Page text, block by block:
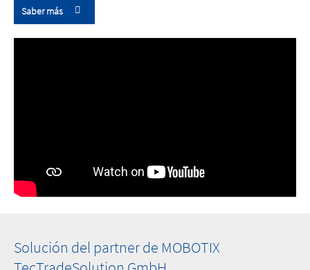
Saber más
Solución del partner de MOBOTIX